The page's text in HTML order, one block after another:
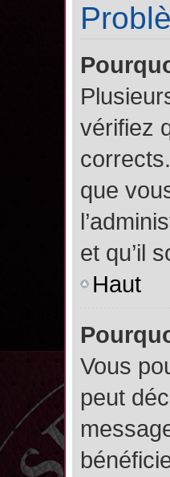
vérifiez
que
et qu’il
Haut
Vous
peut